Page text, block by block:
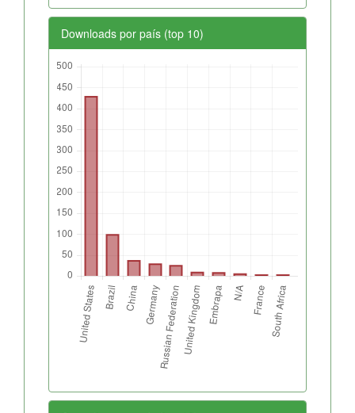
Downloads por país (top 10)